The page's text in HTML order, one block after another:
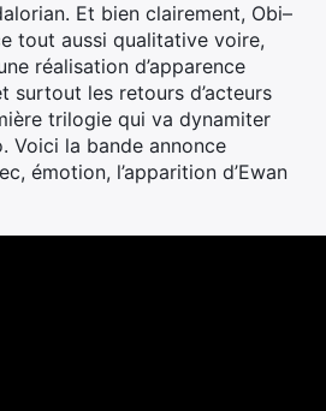
Et bien clairement, Obi–
tout aussi qualitative voire,
réalisation d’apparence
surtout les retours d’acteurs
trilogie qui va dynamiter
Voici la bande annonce
émotion, l’apparition d’Ewan